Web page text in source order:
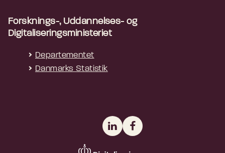
Forsknings-, Uddannelses- og
Digitaliseringsministeriet
Departementet
Danmarks Statistik
LinkedInFacebook